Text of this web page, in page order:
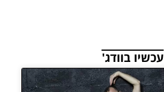
עכשיו בוודג'